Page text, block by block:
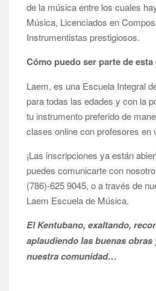
de la música entre los cuales
Música, Licenciados en
Instrumentistas prestigiosos.
Cómo puedo ser parte de
Laem, es una Escuela Integral
para todas las edades y con la
tu instrumento preferido de
clases online con profesores en
¡Las inscripciones ya están
puedes comunicarte con
(786)-625 9045, o a través de
Laem Escuela de Música.
El Kentubano, exaltando,
aplaudiendo las buenas
nuestra comunidad…